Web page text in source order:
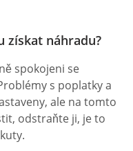
získat náhradu?
spokojeni se
s poplatky a
ale na tomto
odstraňte ji, je to